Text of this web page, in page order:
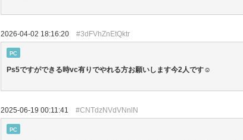
2026-04-02 18:16:20 #3dFVhZnEtQktr
PC
Ps5ですができる時vc有りでやれる方お願いします今2人です☺️
2025-06-19 00:11:41 #CNTdzNVdVNnlN
PC